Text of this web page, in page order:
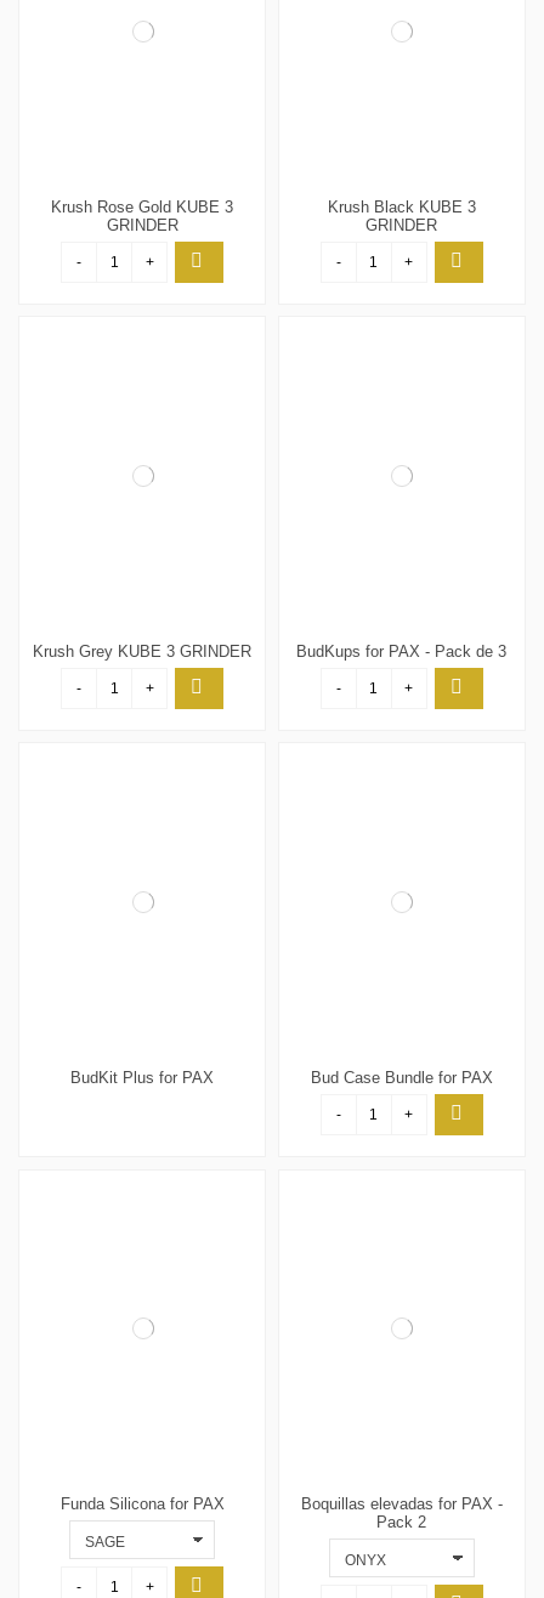
Krush Rose Gold KUBE 3
GRINDER
- +
Krush Black KUBE 3
GRINDER
- +
Krush Grey KUBE 3 GRINDER
- +
BudKups for PAX - Pack de 3
- +
BudKit Plus for PAX Bud Case Bundle for PAX
- +
Funda Silicona for PAX
- +
Boquillas elevadas for PAX -
Pack 2